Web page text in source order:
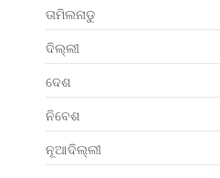
ତାମିଲନାଡୁ
ଦିଲ୍ଲୀ
ଦେଶ
ନିବେଶ
ନୂଆଦିଲ୍ଲୀ